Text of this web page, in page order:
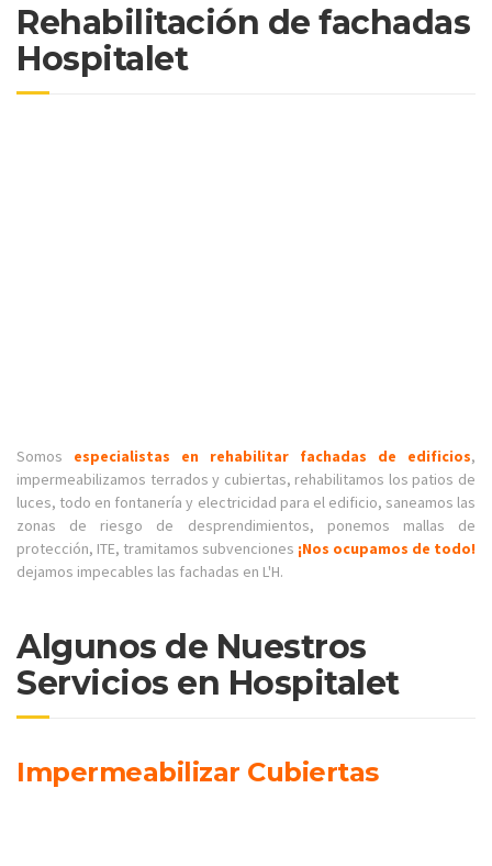
Rehabilitación de fachadas
Hospitalet
Somos especialistas en rehabilitar fachadas de edificios,
impermeabilizamos terrados y cubiertas, rehabilitamos los patios de
luces, todo en fontanería y electricidad para el edificio, saneamos las
zonas de riesgo de desprendimientos, ponemos mallas de
protección, ITE, tramitamos subvenciones ¡Nos ocupamos de todo!
dejamos impecables las fachadas en L'H.
Algunos de Nuestros
Servicios en Hospitalet
Impermeabilizar Cubiertas